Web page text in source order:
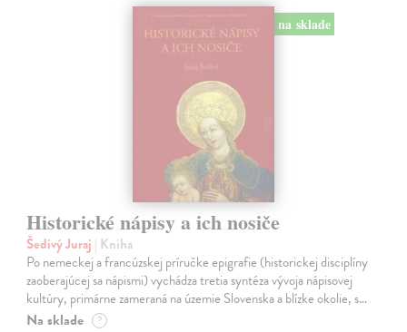
na sklade
Historické nápisy a ich nosiče
Šedivý Juraj | Kniha
Po nemeckej a francúzskej príručke epigrafie (historickej disciplíny
zaoberajúcej sa nápismi) vychádza tretia syntéza vývoja nápisovej
kultúry, primárne zameraná na územie Slovenska a blízke okolie, s…
Na sklade ?